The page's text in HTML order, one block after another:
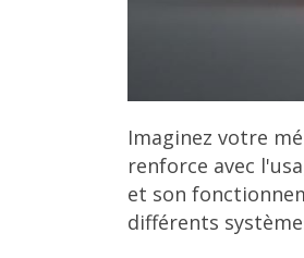
Imaginez votre
renforce avec
et son
différents